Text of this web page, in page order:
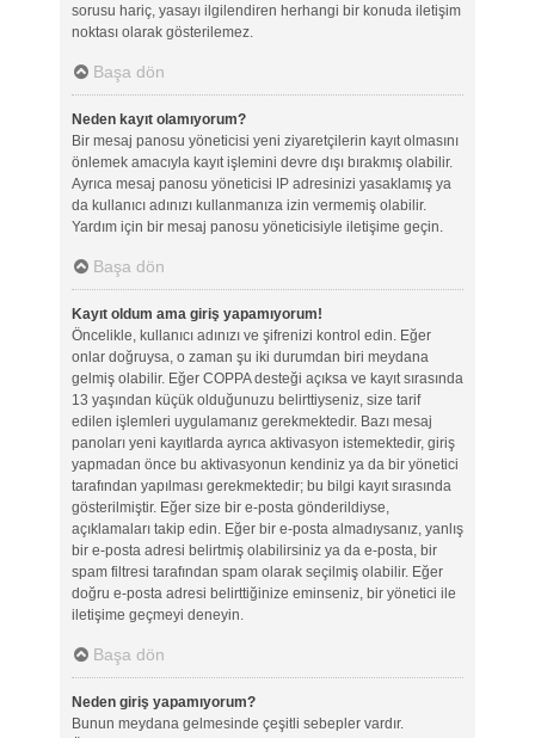
sorusu hariç, yasayı ilgilendiren herhangi bir konuda iletişim
noktası olarak gösterilemez.
Başa dön
Neden kayıt olamıyorum?
Bir mesaj panosu yöneticisi yeni ziyaretçilerin kayıt olmasını
önlemek amacıyla kayıt işlemini devre dışı bırakmış olabilir.
Ayrıca mesaj panosu yöneticisi IP adresinizi yasaklamış ya
da kullanıcı adınızı kullanmanıza izin vermemiş olabilir.
Yardım için bir mesaj panosu yöneticisiyle iletişime geçin.
Başa dön
Kayıt oldum ama giriş yapamıyorum!
Öncelikle, kullanıcı adınızı ve şifrenizi kontrol edin. Eğer
onlar doğruysa, o zaman şu iki durumdan biri meydana
gelmiş olabilir. Eğer COPPA desteği açıksa ve kayıt sırasında
13 yaşından küçük olduğunuzu belirttiyseniz, size tarif
edilen işlemleri uygulamanız gerekmektedir. Bazı mesaj
panoları yeni kayıtlarda ayrıca aktivasyon istemektedir, giriş
yapmadan önce bu aktivasyonun kendiniz ya da bir yönetici
tarafından yapılması gerekmektedir; bu bilgi kayıt sırasında
gösterilmiştir. Eğer size bir e-posta gönderildiyse,
açıklamaları takip edin. Eğer bir e-posta almadıysanız, yanlış
bir e-posta adresi belirtmiş olabilirsiniz ya da e-posta, bir
spam filtresi tarafından spam olarak seçilmiş olabilir. Eğer
doğru e-posta adresi belirttiğinize eminseniz, bir yönetici ile
iletişime geçmeyi deneyin.
Başa dön
Neden giriş yapamıyorum?
Bunun meydana gelmesinde çeşitli sebepler vardır.